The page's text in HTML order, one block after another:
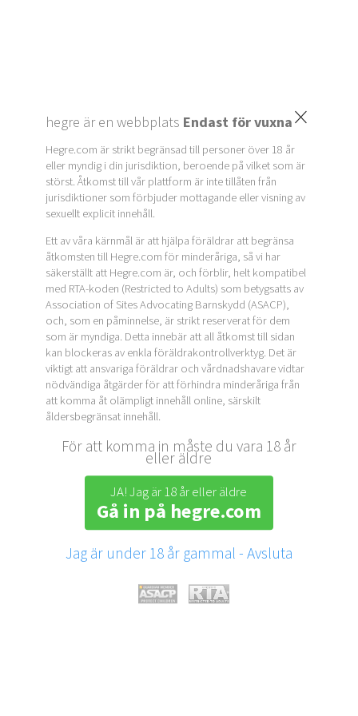
×
hegre är en webbplats Endast för vuxna
Hegre.com är strikt begränsad till personer över 18 år
eller myndig i din jurisdiktion, beroende på vilket som är
störst. Åtkomst till vår plattform är inte tillåten från
jurisdiktioner som förbjuder mottagande eller visning av
sexuellt explicit innehåll.
Ett av våra kärnmål är att hjälpa föräldrar att begränsa
åtkomsten till Hegre.com för minderåriga, så vi har
säkerställt att Hegre.com är, och förblir, helt kompatibel
med RTA-koden (Restricted to Adults) som betygsatts av
Association of Sites Advocating Barnskydd (ASACP),
och, som en påminnelse, är strikt reserverat för dem
som är myndiga. Detta innebär att all åtkomst till sidan
kan blockeras av enkla föräldrakontrollverktyg. Det är
viktigt att ansvariga föräldrar och vårdnadshavare vidtar
nödvändiga åtgärder för att förhindra minderåriga från
att komma åt olämpligt innehåll online, särskilt
åldersbegränsat innehåll.
För att komma in måste du vara 18 år
eller äldre
JA! Jag är 18 år eller äldre
Gå in på hegre.com
Jag är under 18 år gammal - Avsluta